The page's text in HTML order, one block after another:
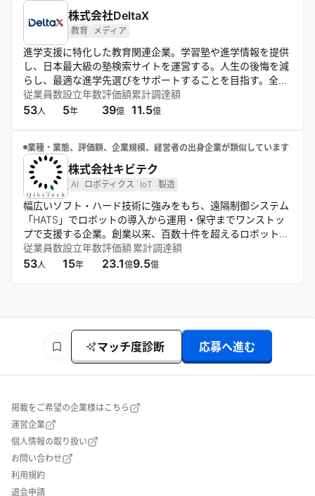
株式会社DeltaX
教育 メディア
進学支援に特化した教育関連企業。学習塾や進学情報を提供
し、日本最大級の塾検索サイトを運営する。人生の後悔を減
らし、最適な進学先選びをサポートすることを目指す。全国
の塾情報を掲載し、調査結果や最新技術を活用して、ユーザ
ーに有益な情報を提供している。
従業員数
53人
設立年数
5年
評価額
39億
累計調達額
11.5億
業種・業態、評価額、企業規模、経営者の出身企業が類似しています
株式会社キビテク
AI ロボティクス IoT 製造
幅広いソフト・ハード技術に強みをもち、遠隔制御システム
「HATS」でロボットの導入から運用・保守までワンストッ
プで支援する企業。創業以来、百数十件を超えるロボット開
発実績を積み上げ、多様な現場の自動化に対応。技術と遠隔
操作の融合によって、効率的かつ安定的なロボット社会の実
従業員数
53人
設立年数
15年
評価額
23.1億
累計調達額
9.5億
マッチ度診断 応募へ進む
掲載をご希望の企業様はこちら
運営企業
個人情報の取り扱い
お問い合わせ
利用規約
退会申請